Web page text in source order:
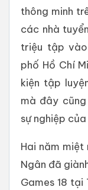
thông minh
các nhà
triệu tập
phố Hồ Chí
kiện tập
mà đây
sự nghiệp
Hai năm miệt
Ngân đã
Games 18 tại